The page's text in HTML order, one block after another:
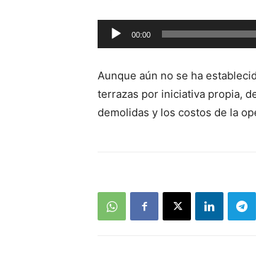
Reproductor
de
00:00
Aunque aún no se ha
terrazas por iniciativa propia,
demolidas y los costos de la